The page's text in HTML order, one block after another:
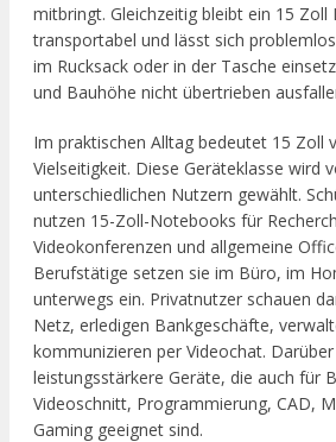
mitbringt. Gleichzeitig bleibt ein 15
transportabel und lässt sich
im Rucksack oder in der Tasche
und Bauhöhe nicht übertrieben
Im praktischen Alltag bedeutet 15 Zoll
Vielseitigkeit. Diese Geräteklasse wird
unterschiedlichen Nutzern gewählt.
nutzen 15-Zoll-Notebooks für
Videokonferenzen und allgemeine
Berufstätige setzen sie im Büro, im
unterwegs ein. Privatnutzer schauen
Netz, erledigen Bankgeschäfte,
kommunizieren per Videochat.
leistungsstärkere Geräte, die auch für
Videoschnitt, Programmierung, CAD,
Gaming geeignet sind.